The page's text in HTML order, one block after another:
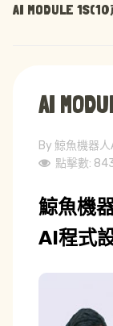
AI MODULE
AI
By 鯨魚機器人
點擊數:
鯨魚機
AI程式